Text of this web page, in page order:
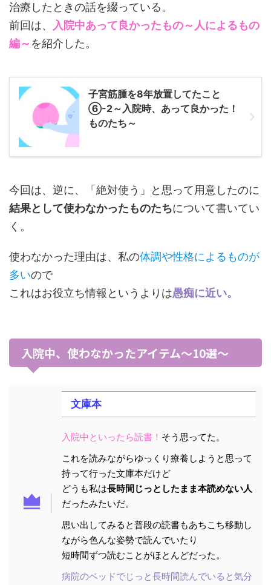
治療したときの話を綴っている。
前回は、
入院中あって良かったもの～人によるもの
編～ を紹介した。
子宮筋腫を8年放置してたこと
⑥-2～入院時、あって良かった！
ものたち～
今回は、逆に、「絶対使う」と思って用意したのに
結果として使わなかったものたちについて書いてい
く。
使わなかった理由は、私の体調や性格によるものが
多いので
これはお役立ち情報というよりは愚痴に近い。
入院中、使わなかったアイテム～10選～
文庫本
入院中といったら読書！ そう思ってた。
これを読みながらゆっくり療養しようと思って
持って行った文庫本だけど
どうも私は長時間じっとしたまま本読めない人
だったみたいだ。
思い出してみると普段の読書もあちこち移動し
ながら色んな姿勢で読んでいたり
短時間ずつ読むことがほとんどだった。
病院のベッドでじっと長時間読んでいると気分